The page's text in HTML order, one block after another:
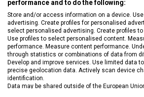
VELIKOST
POUZDRO
performance and to do the following:
Store and/or access information on a device.
advertising. Create profiles for personalised
select personalised advertising. Create profiles
Use profiles to select personalised content.
performance. Measure content performance.
through statistics or combinations of data from
Develop and improve services. Use limited data
precise geolocation data. Actively scan device
identification.
Data may be shared outside of the European